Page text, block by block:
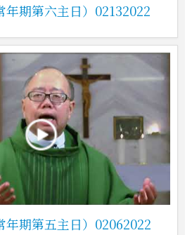
年期第六主日）02132022
年期第五主日）02062022